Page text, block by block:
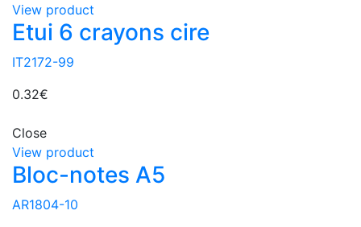
View product
Etui 6 crayons cire
IT2172-99
0.32€
Close
View product
Bloc-notes A5
AR1804-10